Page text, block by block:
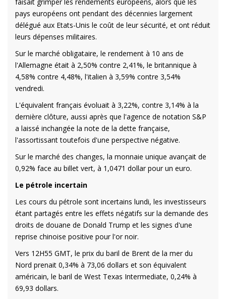
pays européens ont pendant des décennies largement
délégué aux Etats-Unis le coût de leur sécurité, et ont réduit
leurs dépenses militaires.
Sur le marché obligataire, le rendement à 10 ans de
l'Allemagne était à 2,50% contre 2,41%, le britannique à
4,58% contre 4,48%, l'italien à 3,59% contre 3,54%
vendredi.
L'équivalent français évoluait à 3,22%, contre 3,14% à la
dernière clôture, aussi après que l'agence de notation S&P
a laissé inchangée la note de la dette française,
l'assortissant toutefois d'une perspective négative.
Sur le marché des changes, la monnaie unique avançait de
0,92% face au billet vert, à 1,0471 dollar pour un euro.
Le pétrole incertain
Les cours du pétrole sont incertains lundi, les investisseurs
étant partagés entre les effets négatifs sur la demande des
droits de douane de Donald Trump et les signes d'une
reprise chinoise positive pour l'or noir.
Vers 12H55 GMT, le prix du baril de Brent de la mer du
Nord prenait 0,34% à 73,06 dollars et son équivalent
américain, le baril de West Texas Intermediate, 0,24% à
69,93 dollars.